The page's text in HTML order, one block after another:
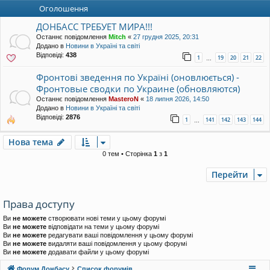
Оголошення
ДОНБАСС ТРЕБУЕТ МИРА!!!
Останнє повідомлення Mitch « 27 грудня 2025, 20:31
Додано в Новини в Україні та світі
Відповіді: 438 1 … 19 20 21 22
Фронтові зведення по Україні (оновлюється) -
Фронтовые сводки по Украине (обновляются)
Останнє повідомлення MasteroN « 18 липня 2026, 14:50
Додано в Новини в Україні та світі
Відповіді: 2876 1 … 141 142 143 144
Нова тема
0 тем • Сторінка 1 з 1
Перейти
Права доступу
Ви не можете створювати нові теми у цьому форумі
Ви не можете відповідати на теми у цьому форумі
Ви не можете редагувати ваші повідомлення у цьому форумі
Ви не можете видаляти ваші повідомлення у цьому форумі
Ви не можете додавати файли у цьому форумі